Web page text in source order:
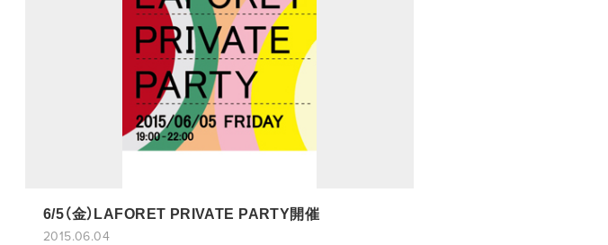
6/5（金）LAFORET PRIVATE PARTY開催
2015.06.04